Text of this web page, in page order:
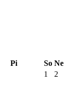
Pi So Ne
1 2